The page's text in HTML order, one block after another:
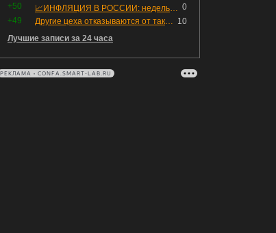
+50
0
📈ИНФЛЯЦИЯ В РОССИИ: недельная дефляция, но в годовом выражении рост 😢
+49
10
Другие цеха отказываются от таких деталей — а мы построили на них производство с оборотом 70 млн
Лучшие записи за 24 часа
РЕКЛАМА • CONFA.SMART-LAB.RU